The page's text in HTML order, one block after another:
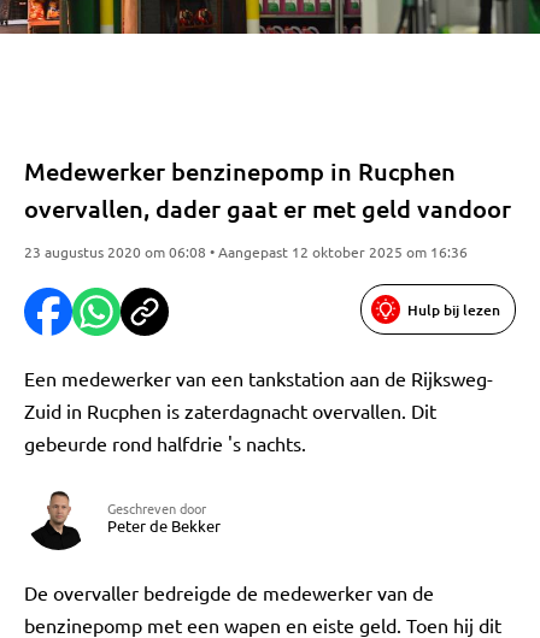
Medewerker benzinepomp in Rucphen
overvallen, dader gaat er met geld vandoor
23 augustus 2020 om 06:08 • Aangepast 12 oktober 2025 om 16:36
Hulp bij lezen
Een medewerker van een tankstation aan de Rijksweg-
Zuid in Rucphen is zaterdagnacht overvallen. Dit
gebeurde rond halfdrie 's nachts.
Geschreven door
Peter de Bekker
De overvaller bedreigde de medewerker van de
benzinepomp met een wapen en eiste geld. Toen hij dit